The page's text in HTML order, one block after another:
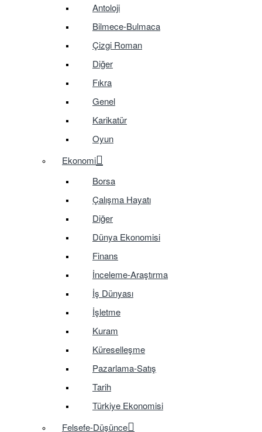
Antoloji
Bilmece-Bulmaca
Çizgi Roman
Diğer
Fıkra
Genel
Karikatür
Oyun
Ekonomi
Borsa
Çalışma Hayatı
Diğer
Dünya Ekonomisi
Finans
İnceleme-Araştırma
İş Dünyası
İşletme
Kuram
Küreselleşme
Pazarlama-Satış
Tarih
Türkiye Ekonomisi
Felsefe-Düşünce